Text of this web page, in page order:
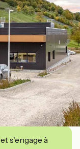
s'engage à